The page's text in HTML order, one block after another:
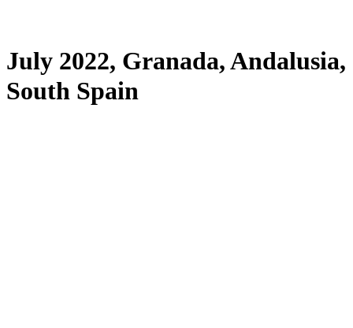
July 2022, Granada, Andalusia,
South Spain